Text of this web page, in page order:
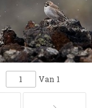
Van 1